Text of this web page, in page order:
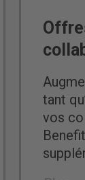
tant
vos